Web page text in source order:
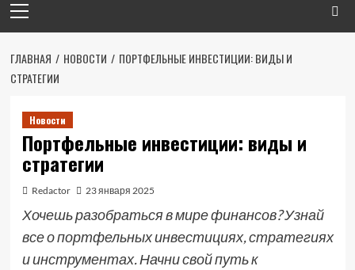
меню
ГЛАВНАЯ НОВОСТИ
ПОРТФЕЛЬНЫЕ ИНВЕСТИЦИИ: ВИДЫ И
СТРАТЕГИИ
Новости
Портфельные инвестиции: виды и
стратегии
Redactor 23 января 2025
Хочешь разобраться в мире финансов? Узнай
все о портфельных инвестициях, стратегиях
и инструментах. Начни свой путь к